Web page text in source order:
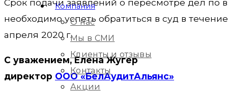
Компания
О нас
Мы в СМИ
Клиенты и отзывы
Контакты
Акции
Срок подачи заявлений о пересмотре дел по
необходимо успеть обратиться в суд в
апреля 2020 г.
С уважением, Елена Жугер
директор ООО «БелАудитАльянс»